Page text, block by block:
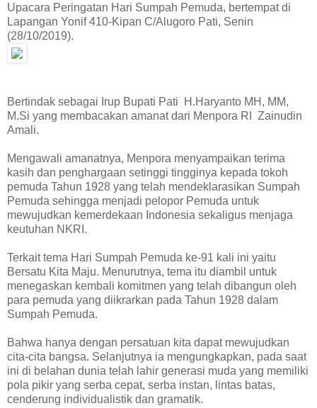
Upacara Peringatan Hari Sumpah Pemuda, bertempat di
Lapangan Yonif 410-Kipan C/Alugoro Pati, Senin
(28/10/2019).
Bertindak sebagai Irup Bupati Pati H.Haryanto MH, MM,
M.Si yang membacakan amanat dari Menpora RI Zainudin
Amali.
Mengawali amanatnya, Menpora menyampaikan terima
kasih dan penghargaan setinggi tingginya kepada tokoh
pemuda Tahun 1928 yang telah mendeklarasikan Sumpah
Pemuda sehingga menjadi pelopor Pemuda untuk
mewujudkan kemerdekaan Indonesia sekaligus menjaga
keutuhan NKRI.
Terkait tema Hari Sumpah Pemuda ke-91 kali ini yaitu
Bersatu Kita Maju. Menurutnya, tema itu diambil untuk
menegaskan kembali komitmen yang telah dibangun oleh
para pemuda yang diikrarkan pada Tahun 1928 dalam
Sumpah Pemuda.
Bahwa hanya dengan persatuan kita dapat mewujudkan
cita-cita bangsa. Selanjutnya ia mengungkapkan, pada saat
ini di belahan dunia telah lahir generasi muda yang memiliki
pola pikir yang serba cepat, serba instan, lintas batas,
cenderung individualistik dan gramatik.